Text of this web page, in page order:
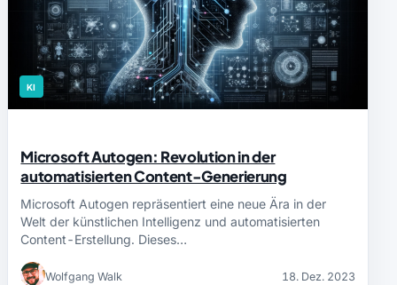
KI
Microsoft Autogen: Revolution in der
automatisierten Content-Generierung
Microsoft Autogen repräsentiert eine neue Ära in der
Welt der künstlichen Intelligenz und automatisierten
Content-Erstellung. Dieses…
Wolfgang Walk 18. Dez. 2023